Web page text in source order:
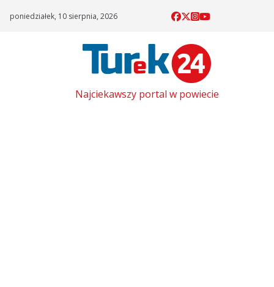
poniedziałek, 10 sierpnia, 2026
Najciekawszy portal w powiecie